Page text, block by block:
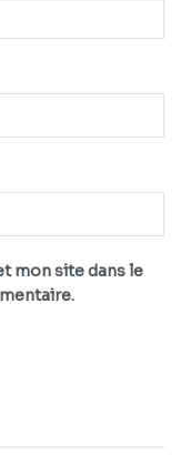
mon site dans le